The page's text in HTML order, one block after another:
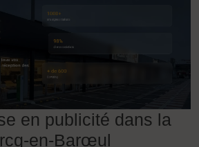
en publicité dans la
en-Barœul